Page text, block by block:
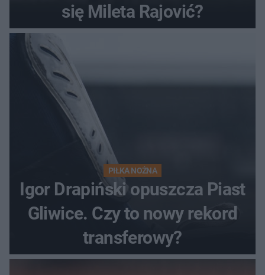
się Mileta Rajović?
PIŁKA NOŻNA
Igor Drapiński opuszcza Piast
Gliwice. Czy to nowy rekord
transferowy?